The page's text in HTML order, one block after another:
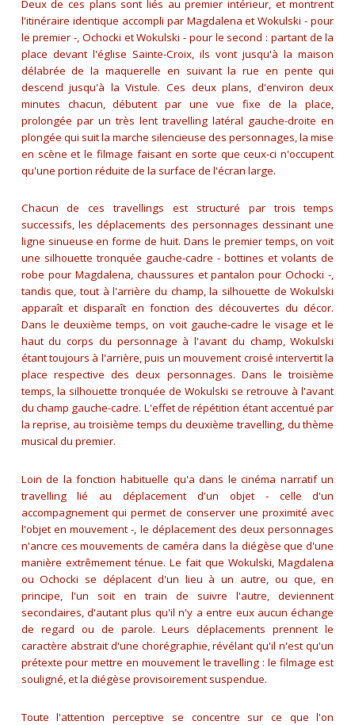
Deux de ces plans sont liés au premier intérieur, et montrent
l'itinéraire identique accompli par Magdalena et Wokulski - pour
le premier -, Ochocki et Wokulski - pour le second : partant de la
place devant l'église Sainte-Croix, ils vont jusqu'à la maison
délabrée de la maquerelle en suivant la rue en pente qui
descend jusqu'à la Vistule. Ces deux plans, d'environ deux
minutes chacun, débutent par une vue fixe de la place,
prolongée par un très lent travelling latéral gauche-droite en
plongée qui suit la marche silencieuse des personnages, la mise
en scène et le filmage faisant en sorte que ceux-ci n'occupent
qu'une portion réduite de la surface de l'écran large.
Chacun de ces travellings est structuré par trois temps
successifs, les déplacements des personnages dessinant une
ligne sinueuse en forme de huit. Dans le premier temps, on voit
une silhouette tronquée gauche-cadre - bottines et volants de
robe pour Magdalena, chaussures et pantalon pour Ochocki -,
tandis que, tout à l'arrière du champ, la silhouette de Wokulski
apparaît et disparaît en fonction des découvertes du décor.
Dans le deuxième temps, on voit gauche-cadre le visage et le
haut du corps du personnage à l'avant du champ, Wokulski
étant toujours à l'arrière, puis un mouvement croisé intervertit la
place respective des deux personnages. Dans le troisième
temps, la silhouette tronquée de Wokulski se retrouve à l'avant
du champ gauche-cadre. L'effet de répétition étant accentué par
la reprise, au troisième temps du deuxième travelling, du thème
musical du premier.
Loin de la fonction habituelle qu'a dans le cinéma narratif un
travelling lié au déplacement d'un objet - celle d'un
accompagnement qui permet de conserver une proximité avec
l'objet en mouvement -, le déplacement des deux personnages
n'ancre ces mouvements de caméra dans la diégèse que d'une
manière extrêmement ténue. Le fait que Wokulski, Magdalena
ou Ochocki se déplacent d'un lieu à un autre, ou que, en
principe, l'un soit en train de suivre l'autre, deviennent
secondaires, d'autant plus qu'il n'y a entre eux aucun échange
de regard ou de parole. Leurs déplacements prennent le
caractère abstrait d'une chorégraphie, révélant qu'il n'est qu'un
prétexte pour mettre en mouvement le travelling : le filmage est
souligné, et la diégèse provisoirement suspendue.
Toute l'attention perceptive se concentre sur ce que l'on